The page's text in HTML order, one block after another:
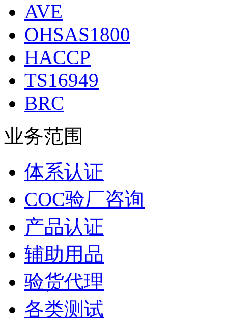
AVE
OHSAS1800
HACCP
TS16949
BRC
业务范围
体系认证
COC验厂咨询
产品认证
辅助用品
验货代理
各类测试